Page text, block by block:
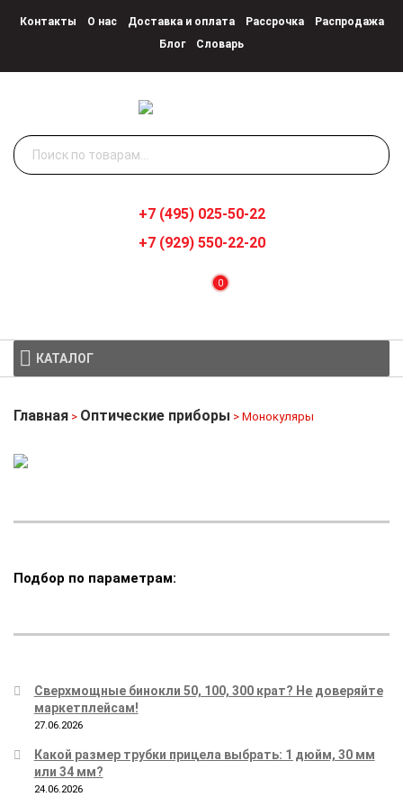
Контакты О нас Доставка и оплата Рассрочка
Распродажа
Блог
Словарь
Искать:
0
+7 (495) 025-50-22
+7 (929) 550-22-20
КАТАЛОГ
Главная > Оптические приборы > Монокуляры
Подбор по параметрам:
Сверхмощные бинокли 50, 100, 300 крат? Не доверяйте
маркетплейсам!
27.06.2026
Какой размер трубки прицела выбрать: 1 дюйм, 30 мм
или 34 мм?
24.06.2026